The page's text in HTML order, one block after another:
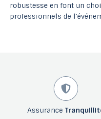
robustesse en font un
professionnels de
Assurance